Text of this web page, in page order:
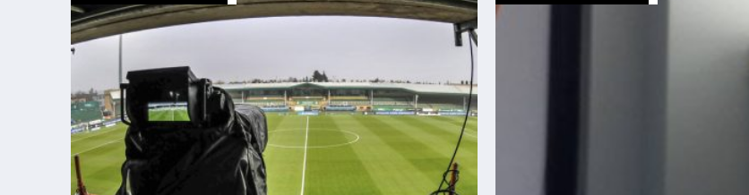
Pierwszy
zespół
Amp
Futbol